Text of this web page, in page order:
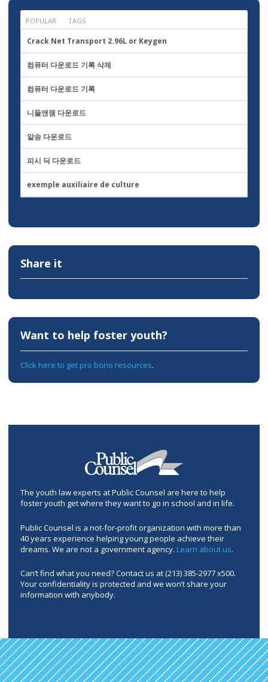
go?
POPULAR TAGS
Crack Net Transport 2.96L or Keygen
컴퓨터 다운로드 기록 삭제
컴퓨터 다운로드 기록
니들앤잼 다운로드
알송 다운로드
피시 딕 다운로드
exemple auxiliaire de culture
Share it
Want to help foster youth?
Click here to get pro bono resources.
The youth law experts at Public Counsel are here to help
foster youth get where they want to go in school and in life.
Public Counsel is a not-for-profit organization with more than
40 years experience helping young people achieve their
dreams. We are not a government agency. Learn about us.
Can’t find what you need? Contact us at (213) 385-2977 x500.
Your confidentiality is protected and we won’t share your
information with anybody.